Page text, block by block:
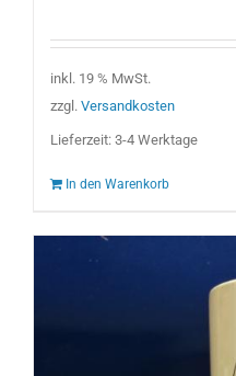
war:
inkl. 19 % MwSt.
zzgl. Versandkosten
Lieferzeit: 3-4 Werktage
In den Warenkorb